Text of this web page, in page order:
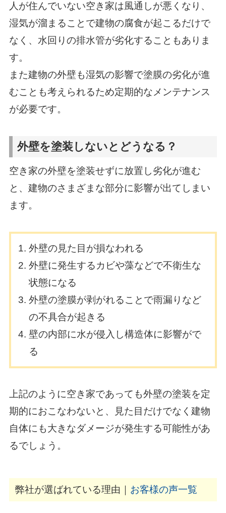
人が住んでいない空き家は風通しが悪くなり、
湿気が溜まることで建物の腐食が起こるだけで
なく、水回りの排水管が劣化することもありま
す。
また建物の外壁も湿気の影響で塗膜の劣化が進
むことも考えられるため定期的なメンテナンス
が必要です。
外壁を塗装しないとどうなる？
空き家の外壁を塗装せずに放置し劣化が進む
と、建物のさまざまな部分に影響が出てしまい
ます。
外壁の見た目が損なわれる
外壁に発生するカビや藻などで不衛生な
状態になる
外壁の塗膜が剥がれることで雨漏りなど
の不具合が起きる
壁の内部に水が侵入し構造体に影響がで
る
上記のように空き家であっても外壁の塗装を定
期的におこなわないと、見た目だけでなく建物
自体にも大きなダメージが発生する可能性があ
るでしょう。
弊社が選ばれている理由｜ お客様の声一覧